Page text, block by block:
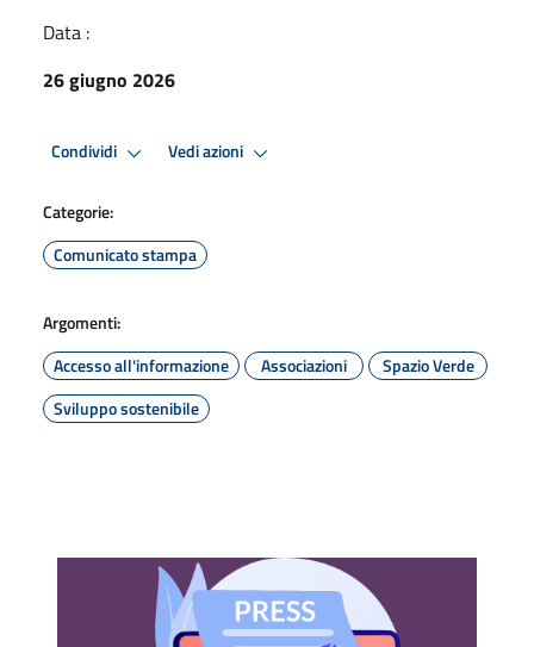
Data :
26 giugno 2026
Condividi Vedi azioni
Categorie:
Comunicato stampa
Argomenti:
Accesso all'informazione
Associazioni
Spazio Verde
Sviluppo sostenibile